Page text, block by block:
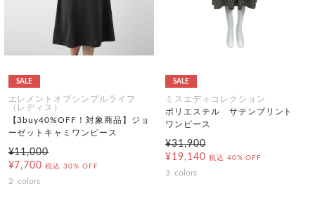
SALE
エレメントオブシンプルライフ
（レディス）
【3buy40%OFF！対象商品】ジョ
ーゼットキャミワンピース
¥11,000
¥7,700 税込 30% OFF
2 colors
SALE
ミスエディコレクション
ポリエステル サテンプリント
ワンピース
¥31,900
¥19,140 税込 40% OFF
3 colors